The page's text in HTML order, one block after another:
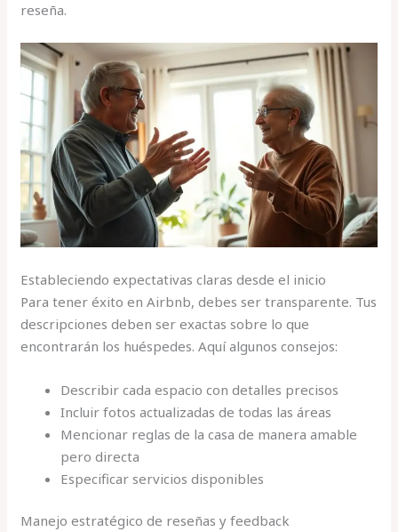
reseña.
Estableciendo expectativas claras desde el inicio
Para tener éxito en Airbnb, debes ser transparente. Tus
descripciones deben ser exactas sobre lo que
encontrarán los huéspedes. Aquí algunos consejos:
Describir cada espacio con detalles precisos
Incluir fotos actualizadas de todas las áreas
Mencionar reglas de la casa de manera amable
pero directa
Especificar servicios disponibles
Manejo estratégico de reseñas y feedback